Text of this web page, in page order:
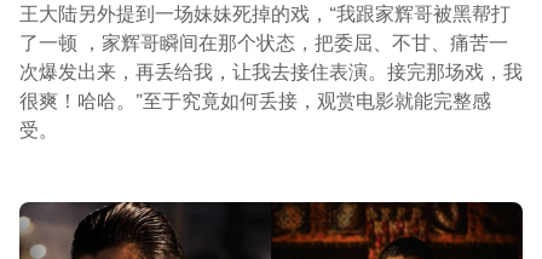
王大陆另外提到一场妹妹死掉的戏，“我跟家辉哥被黑帮打
了一顿 ，家辉哥瞬间在那个状态，把委屈、不甘、痛苦一
次爆发出来，再丢给我，让我去接住表演。接完那场戏，我
很爽！哈哈。”至于究竟如何丢接，观赏电影就能完整感
受。